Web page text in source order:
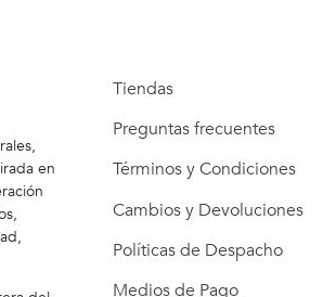
en
Tiendas
Preguntas frecuentes
Términos y Condiciones
Cambios y Devoluciones
Políticas de Despacho
Medios de Pago